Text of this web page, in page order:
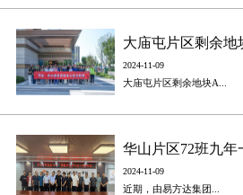
2024-11-09
大庙屯片区剩余地块A...
2024-11-09
近期，由易方达集团...